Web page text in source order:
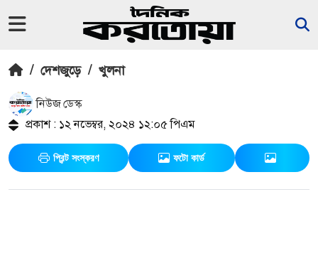
/ দেশজুড়ে / খুলনা
নিউজ ডেস্ক
প্রকাশ : ১২ নভেম্বর, ২০২৪ ১২:০৫ পিএম
প্রিন্ট সংস্করণ ফটো কার্ড